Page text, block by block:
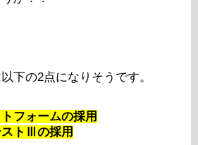
下の2点になりそうです。
フォームの採用
トⅢの採用